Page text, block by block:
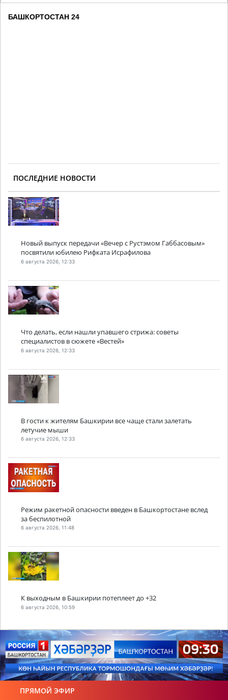
БАШКОРТОСТАН 24
ПОСЛЕДНИЕ НОВОСТИ
Новый выпуск передачи «Вечер с Рустэмом Габбасовым»
посвятили юбилею Рифката Исрафилова
6 августа 2026, 12:33
Что делать, если нашли упавшего стрижа: советы
специалистов в сюжете «Вестей»
6 августа 2026, 12:33
В гости к жителям Башкирии все чаще стали залетать
летучие мыши
6 августа 2026, 12:33
Режим ракетной опасности введен в Башкортостане вслед
за беспилотной
6 августа 2026, 11:48
К выходным в Башкирии потеплеет до +32
6 августа 2026, 10:59
ПРЯМОЙ ЭФИР